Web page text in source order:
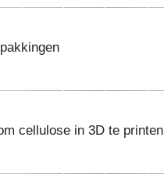
cellulose in 3D te printen